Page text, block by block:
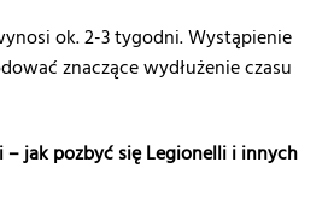
ok. 2-3 tygodni. Wystąpienie
znaczące wydłużenie czasu
jak pozbyć się Legionelli i innych